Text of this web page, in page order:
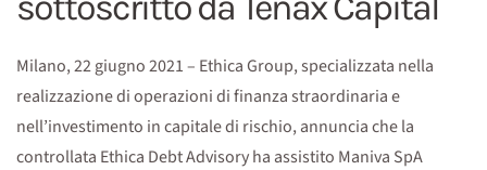
Milano, 22 giugno 2021 – Ethica Group, specializzata nella
realizzazione di operazioni di finanza straordinaria e
nell’investimento in capitale di rischio, annuncia che la
controllata Ethica Debt Advisory ha assistito Maniva SpA